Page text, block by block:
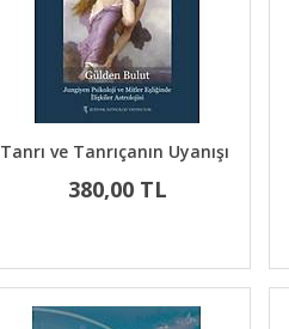
Tanrı ve Tanrıçanın Uyanışı
380,00 TL